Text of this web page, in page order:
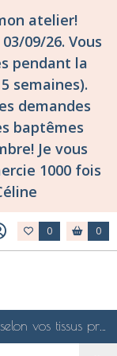
atelier!
09/26. Vous
pendant la
semaines).
demandes
baptêmes
Je vous
1000 fois
0 0
Choisissez un modèle et personnalisez-le selon vos tissus préférés de mes collections en ligne, je le confectionnerai selon vos souhaits